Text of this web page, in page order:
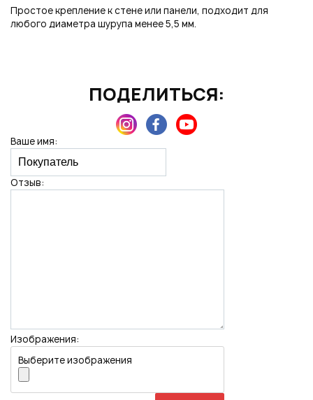
Простое крепление к стене или панели, подходит для
любого диаметра шурупа менее 5,5 мм.
ПОДЕЛИТЬСЯ:
Ваше имя:
Отзыв:
Изображения:
Выберите изображения
Подписаться на новые возможности
Нажимая на кнопку "Отправить", вы даете согласие на обработку